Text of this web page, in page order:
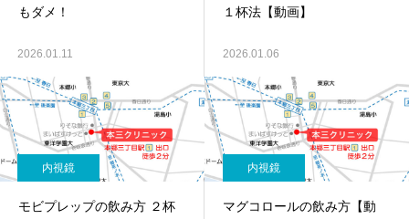
もダメ！
2026.01.11
１杯法【動画】
2026.01.06
内視鏡
モビプレップの飲み方 ２杯
内視鏡
マグコロールの飲み方【動